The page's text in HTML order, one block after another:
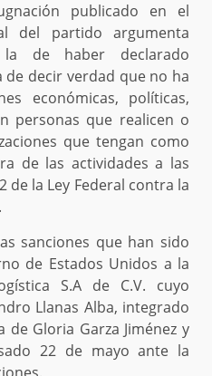
publicado en el
del partido argumenta
de haber declarado
decir verdad que no ha
económicas, políticas,
personas que realicen o
que tengan como
de las actividades a las
de la Ley Federal contra la
sanciones que han sido
de Estados Unidos a la
S.A de C.V. cuyo
Llanas Alba, integrado
Gloria Garza Jiménez y
22 de mayo ante la